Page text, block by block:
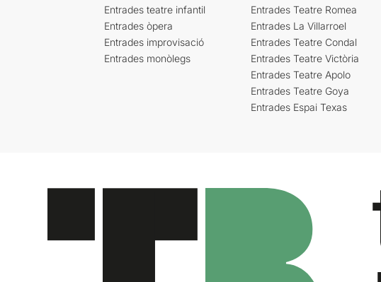
Entrades teatre infantil
Entrades òpera
Entrades improvisació
Entrades monòlegs
Entrades Teatre Romea
Entrades La Villarroel
Entrades Teatre Condal
Entrades Teatre Victòria
Entrades Teatre Apolo
Entrades Teatre Goya
Entrades Espai Texas